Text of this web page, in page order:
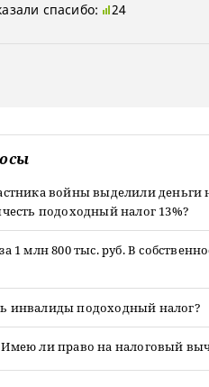
спасибо: 24
войны выделили
подоходный налог 13%?
1 млн 800 тыс. руб. В
инвалиды подоходный налог?
ли право на налоговый